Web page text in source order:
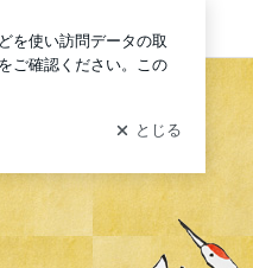
ログイン